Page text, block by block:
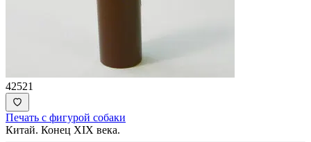
42521
Печать с фигурой собаки
Китай. Конец XIX века.